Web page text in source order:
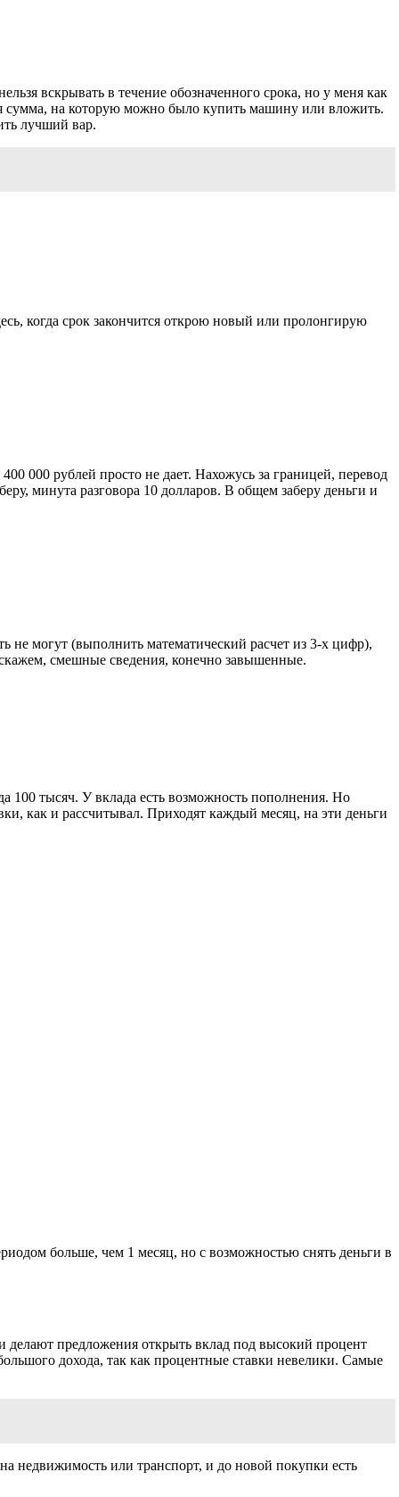
вскрывать в течение обозначенного срока, но у меня как
сумма, на которую можно было купить машину или вложить.
лучший вар.
когда срок закончится открою новый или пролонгирую
000 рублей просто не дает. Нахожусь за границей, перевод
минута разговора 10 долларов. В общем заберу деньги и
не могут (выполнить математический расчет из 3-х цифр),
смешные сведения, конечно завышенные.
100 тысяч. У вклада есть возможность пополнения. Но
как и рассчитывал. Приходят каждый месяц, на эти деньги
больше, чем 1 месяц, но с возможностью снять деньги в
делают предложения открыть вклад под высокий процент
дохода, так как процентные ставки невелики. Самые
недвижимость или транспорт, и до новой покупки есть